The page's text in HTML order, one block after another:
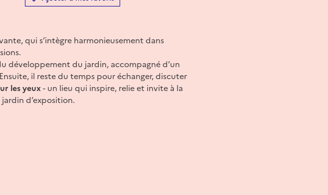
qui s’intègre harmonieusement dans
développement du jardin, accompagné d’un
il reste du temps pour échanger, discuter
les yeux- un lieu qui inspire, relie et invite à la
d’exposition.